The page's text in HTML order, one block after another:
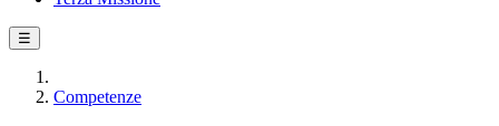
☰
Competenze